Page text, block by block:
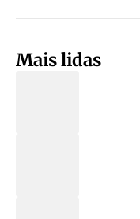
Mais lidas